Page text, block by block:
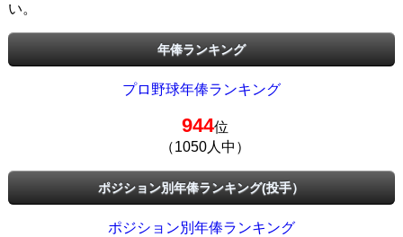
い。
年俸ランキング
プロ野球年俸ランキング
944位
（1050人中）
ポジション別年俸ランキング(投手）
ポジション別年俸ランキング